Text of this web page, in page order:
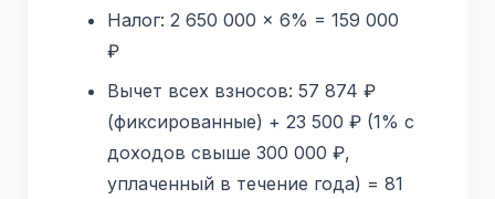
Налог: 2 650 000 × 6% = 159 000
₽
Вычет всех взносов: 57 874 ₽
(фиксированные) + 23 500 ₽ (1% с
доходов свыше 300 000 ₽,
уплаченный в течение года) = 81